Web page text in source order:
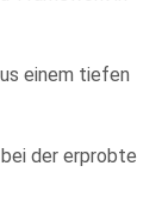
einem tiefen
der erprobte